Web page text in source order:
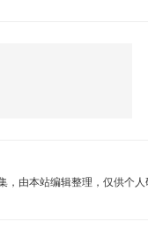
，由本站编辑整理，仅供个